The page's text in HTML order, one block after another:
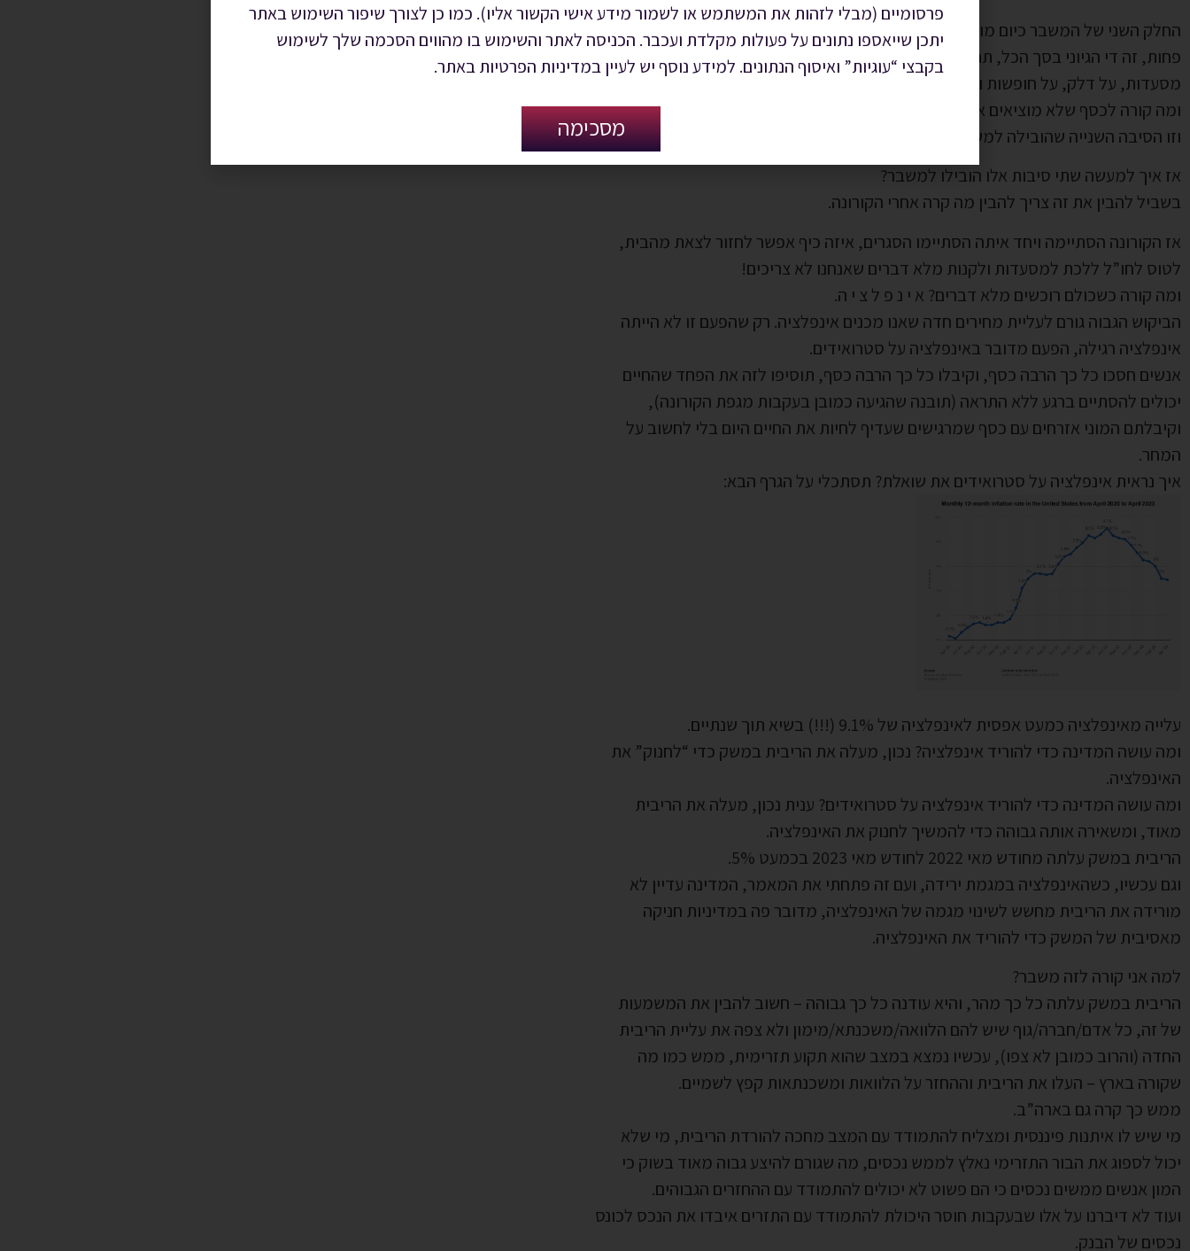
החלק השני של המשבר כיום מורכב מכך שאנשים בתקופת הקורונה צרכו משמעותית
פחות, זה די הגיוני בסך הכל, תחשבו על זה – אתה סגור בבית אז אתה לא מוציא כסף על
מסעדות, על דלק, על חופשות ובעצם על כמעט כל מה שהיינו רגילים להוציא עליו כסף.
ומה קורה לכסף שלא מוציאים אותו? נחסך בצד.
וזו הסיבה השנייה שהובילה למשבר כיום.
אז איך למעשה שתי סיבות אלו הובילו למשבר?
בשביל להבין את זה צריך להבין מה קרה אחרי הקורונה.
אז הקורונה הסתיימה ויחד איתה הסתיימו הסגרים, איזה כיף אפשר לחזור לצאת מהבית,
לטוס לחו”ל ללכת למסעדות ולקנות מלא דברים שאנחנו לא צריכים!
ומה קורה כשכולם רוכשים מלא דברים? א י נ פ ל צ י ה.
הביקוש הגבוה גורם לעליית מחירים חדה שאנו מכנים אינפלציה. רק שהפעם זו לא הייתה
אינפלציה רגילה, הפעם מדובר באינפלציה על סטרואידים.
אנשים חסכו כל כך הרבה כסף, וקיבלו כל כך הרבה כסף, תוסיפו לזה את הפחד שהחיים
יכולים להסתיים ברגע ללא התראה (תובנה שהגיעה כמובן בעקבות מגפת הקורונה),
וקיבלתם המוני אזרחים עם כסף שמרגישים שעדיף לחיות את החיים היום בלי לחשוב על
המחר.
איך נראית אינפלציה על סטרואידים את שואלת? תסתכלי על הגרף הבא:
עלייה מאינפלציה כמעט אפסית לאינפלציה של 9.1% (!!!) בשיא תוך שנתיים.
ומה עושה המדינה כדי להוריד אינפלציה? נכון, מעלה את הריבית במשק כדי “לחנוק” את
האינפלציה.
ומה עושה המדינה כדי להוריד אינפלציה על סטרואידים? ענית נכון, מעלה את הריבית
מאוד, ומשאירה אותה גבוהה כדי להמשיך לחנוק את האינפלציה.
הריבית במשק עלתה מחודש מאי 2022 לחודש מאי 2023 בכמעט 5%.
וגם עכשיו, כשהאינפלציה במגמת ירידה, ועם זה פתחתי את המאמר, המדינה עדיין לא
מורידה את הריבית מחשש לשינוי מגמה של האינפלציה, מדובר פה במדיניות חניקה
מאסיבית של המשק כדי להוריד את האינפלציה.
למה אני קורה לזה משבר?
הריבית במשק עלתה כל כך מהר, והיא עודנה כל כך גבוהה – חשוב להבין את המשמעות
של זה, כל אדם/חברה/גוף שיש להם הלוואה/משכנתא/מימון ולא צפה את עליית הריבית
החדה (והרוב כמובן לא צפו), עכשיו נמצא במצב שהוא תקוע תזרימית, ממש כמו מה
שקורה בארץ – העלו את הריבית וההחזר על הלוואות ומשכנתאות קפץ לשמיים.
ממש כך קרה גם בארה”ב.
מי שיש לו איתנות פיננסית ומצליח להתמודד עם המצב מחכה להורדת הריבית, מי שלא
יכול לספוג את הבור התזרימי נאלץ לממש נכסים, מה שגורם להיצע גבוה מאוד בשוק כי
המון אנשים ממשים נכסים כי הם פשוט לא יכולים להתמודד עם ההחזרים הגבוהים.
ועוד לא דיברנו על אלו שבעקבות חוסר היכולת להתמודד עם התזרים איבדו את הנכס לכונס
נכסים של הבנק.
פרסומיים (מבלי לזהות את המשתמש או לשמור מידע אישי הקשור אליו). כמו כן לצורך שיפור השימוש באתר
יתכן שייאספו נתונים על פעולות מקלדת ועכבר. הכניסה לאתר והשימוש בו מהווים הסכמה שלך לשימוש
בקבצי “עוגיות” ואיסוף הנתונים. למידע נוסף יש לעיין במדיניות הפרטיות באתר.
מסכימה